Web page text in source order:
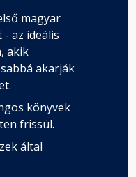
magyar
az ideális
akik
akarják
könyvek
frissül.
által